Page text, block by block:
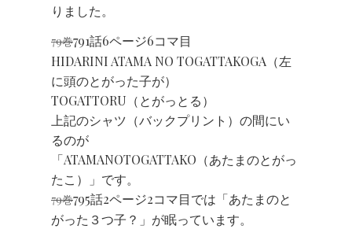
りました。
79巻791話6ページ6コマ目
HIDARINI ATAMA NO TOGATTAKOGA（左
に頭のとがった子が）
TOGATTORU（とがっとる）
上記のシャツ（バックプリント）の間にい
るのが
「ATAMANOTOGATTAKO（あたまのとがっ
たこ）」です。
79巻795話2ページ2コマ目では「あたまのと
がった３つ子？」が眠っています。